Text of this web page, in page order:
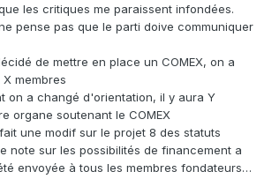
les critiques me paraissent infondées.
pense pas que le parti doive communiquer
de mettre en place un COMEX, on a
membres
on a changé d'orientation, il y aura Y
organe soutenant le COMEX
une modif sur le projet 8 des statuts
note sur les possibilités de financement a
envoyée à tous les membres fondateurs…